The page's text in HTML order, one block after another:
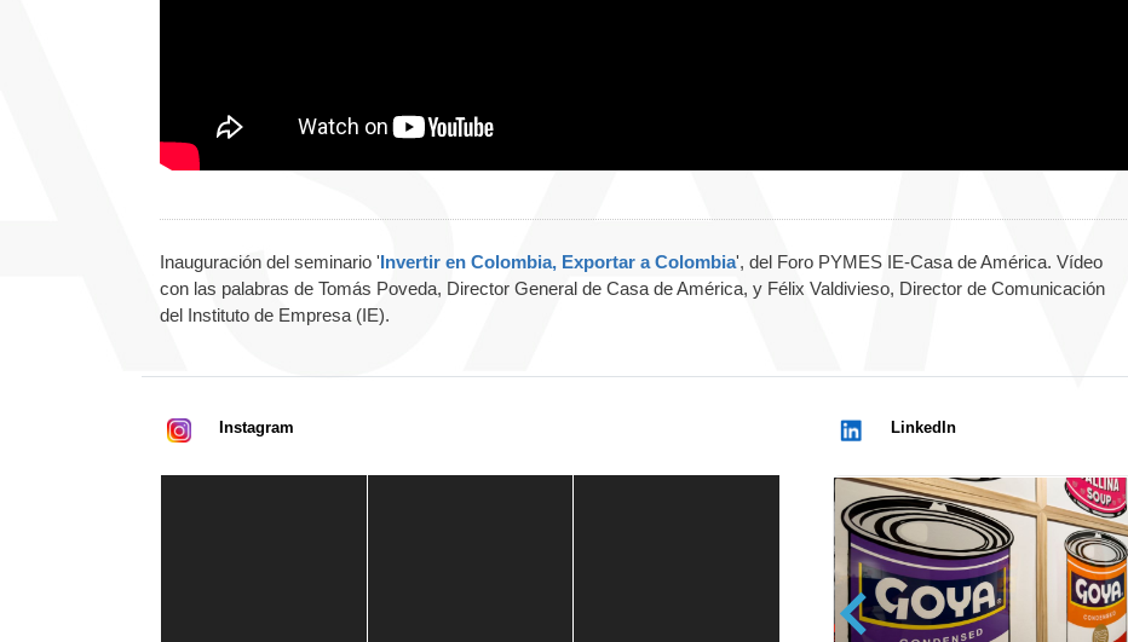
Inauguración del seminario 'Invertir en Colombia, Exportar a Colombia', del Foro PYMES IE-Casa de América. Vídeo
con las palabras de Tomás Poveda, Director General de Casa de América, y Félix Valdivieso, Director de Comunicación
del Instituto de Empresa (IE).
Instagram LinkedIn